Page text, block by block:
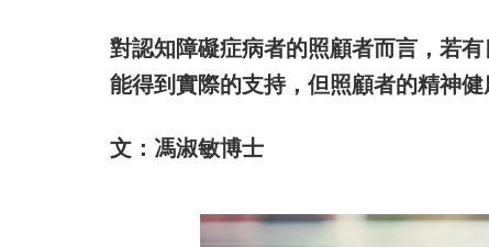
對認知障礙症病者的照顧者而言，若
能得到實際的支持，但照顧者的精神
文：馮淑敏博士